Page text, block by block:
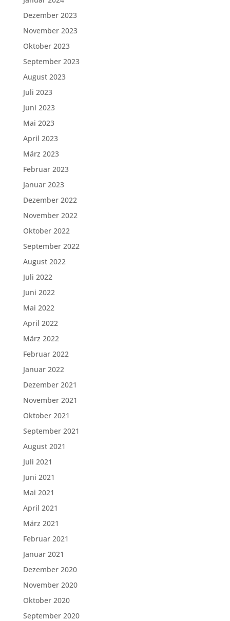
Dezember 2023
November 2023
Oktober 2023
September 2023
August 2023
Juli 2023
Juni 2023
Mai 2023
April 2023
März 2023
Februar 2023
Januar 2023
Dezember 2022
November 2022
Oktober 2022
September 2022
August 2022
Juli 2022
Juni 2022
Mai 2022
April 2022
März 2022
Februar 2022
Januar 2022
Dezember 2021
November 2021
Oktober 2021
September 2021
August 2021
Juli 2021
Juni 2021
Mai 2021
April 2021
März 2021
Februar 2021
Januar 2021
Dezember 2020
November 2020
Oktober 2020
September 2020